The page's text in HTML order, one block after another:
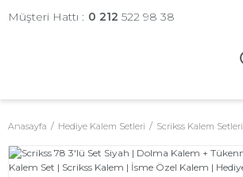
Müşteri Hattı : 0 212 522 98 38
Anasayfa Hediye Kalem Setleri Scrikss Kalem Setleri